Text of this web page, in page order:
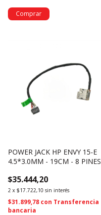
POWER JACK HP ENVY 15-E
4.5*3.0MM - 19CM - 8 PINES
$35.444,20
2 x $17.722,10 sin interés
$31.899,78 con Transferencia
bancaria